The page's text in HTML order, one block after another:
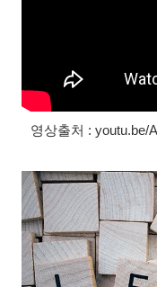
영상출처 : youtu.be/